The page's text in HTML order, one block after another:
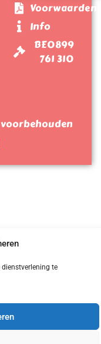
te
Voorwaarden
Info
BE0899
761 310